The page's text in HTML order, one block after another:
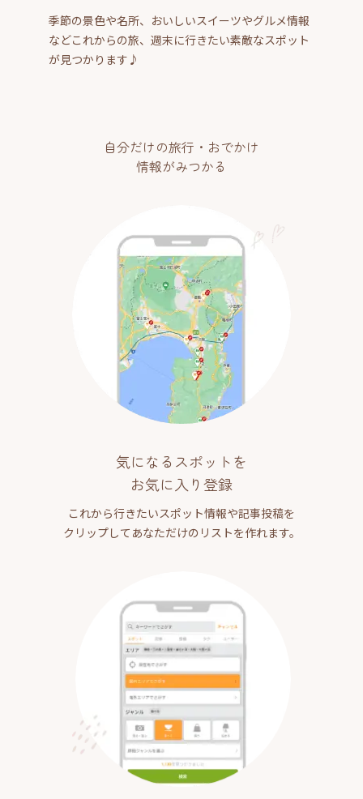
季節の景色や名所、おいしいスイーツやグルメ情報
などこれからの旅、週末に行きたい素敵なスポット
が見つかります♪
自分だけの旅行・おでかけ
情報がみつかる
気になるスポットを
お気に入り登録
これから行きたいスポット情報や記事投稿を
クリップしてあなただけのリストを作れます。